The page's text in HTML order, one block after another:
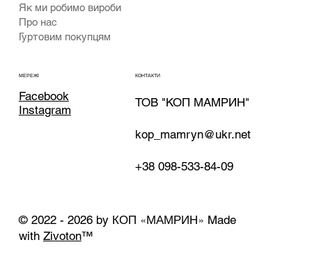
Як ми робимо вироби
Про нас
Гуртовим покупцям
МЕРЕЖІ
Facebook
Instagram
КОНТАКТИ
ТОВ "КОП МАМРИН"
kop_mamryn@ukr.net
+38 098-533-84-09
© 2022 - 2026 by КОП «МАМРИН» Made
with Zivoton™